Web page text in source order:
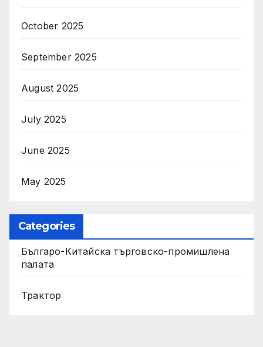
October 2025
September 2025
August 2025
July 2025
June 2025
May 2025
Categories
Българо-Китайска търговско-промишлена
палата
Трактор